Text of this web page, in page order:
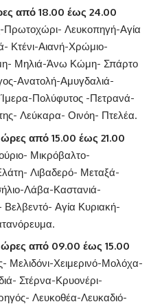
από 18.00 έως 24.00
Πρωτοχώρι- Λευκοπηγή-Αγία
Κτένι-Αιανή-Χρώμιο-
Μηλιά-Άνω Κώμη- Σπάρτο
Ανατολή-Αμυγδαλιά-
Πολύφυτος -Πετρανά-
Λεύκαρα- Οινόη- Πτελέα.
ώρες από 15.00 έως 21.00
Μικρόβαλτο-
Λιβαδερό- Μεταξά-
Λάβα-Καστανιά-
Αγία Κυριακή-
ώρες από 09.00 έως 15.00
Μελιδόνι-Χειμερινό-Μολόχα-
Στέρνα-Κρυονέρι-
Λευκοθέα-Λευκαδιό-